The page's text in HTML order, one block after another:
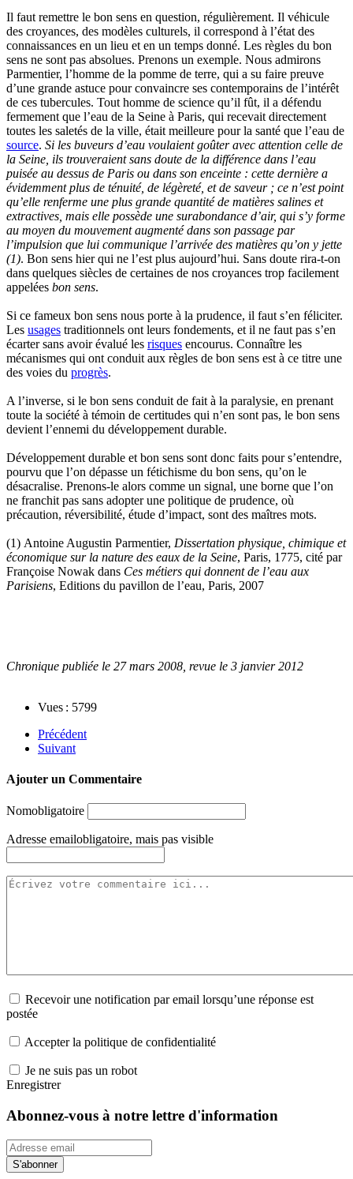
Il faut remettre le bon sens en question, régulièrement. Il véhicule
des croyances, des modèles culturels, il correspond à l’état des
connaissances en un lieu et en un temps donné. Les règles du bon
sens ne sont pas absolues. Prenons un exemple. Nous admirons
Parmentier, l’homme de la pomme de terre, qui a su faire preuve
d’une grande astuce pour convaincre ses contemporains de l’intérêt
de ces tubercules. Tout homme de science qu’il fût, il a défendu
fermement que l’eau de la Seine à Paris, qui recevait directement
toutes les saletés de la ville, était meilleure pour la santé que l’eau de
source. Si les buveurs d’eau voulaient goûter avec attention celle de
la Seine, ils trouveraient sans doute de la différence dans l’eau
puisée au dessus de Paris ou dans son enceinte : cette dernière a
évidemment plus de ténuité, de légèreté, et de saveur ; ce n’est point
qu’elle renferme une plus grande quantité de matières salines et
extractives, mais elle possède une surabondance d’air, qui s’y forme
au moyen du mouvement augmenté dans son passage par
l’impulsion que lui communique l’arrivée des matières qu’on y jette
(1). Bon sens hier qui ne l’est plus aujourd’hui. Sans doute rira-t-on
dans quelques siècles de certaines de nos croyances trop facilement
appelées bon sens.
Si ce fameux bon sens nous porte à la prudence, il faut s’en féliciter.
Les usages traditionnels ont leurs fondements, et il ne faut pas s’en
écarter sans avoir évalué les risques encourus. Connaître les
mécanismes qui ont conduit aux règles de bon sens est à ce titre une
des voies du progrès.
A l’inverse, si le bon sens conduit de fait à la paralysie, en prenant
toute la société à témoin de certitudes qui n’en sont pas, le bon sens
devient l’ennemi du développement durable.
Développement durable et bon sens sont donc faits pour s’entendre,
pourvu que l’on dépasse un fétichisme du bon sens, qu’on le
désacralise. Prenons-le alors comme un signal, une borne que l’on
ne franchit pas sans adopter une politique de prudence, où
précaution, réversibilité, étude d’impact, sont des maîtres mots.
(1) Antoine Augustin Parmentier, Dissertation physique, chimique et
économique sur la nature des eaux de la Seine, Paris, 1775, cité par
Françoise Nowak dans Ces métiers qui donnent de l’eau aux
Parisiens, Editions du pavillon de l’eau, Paris, 2007
Chronique publiée le 27 mars 2008, revue le 3 janvier 2012
Vues : 5799
Précédent
Suivant
Ajouter un Commentaire
Nomobligatoire
Adresse emailobligatoire, mais pas visible
Recevoir une notification par email lorsqu’une réponse est
postée
Accepter la politique de confidentialité
Je ne suis pas un robot
Enregistrer
Abonnez-vous à notre lettre d'information
S'abonner